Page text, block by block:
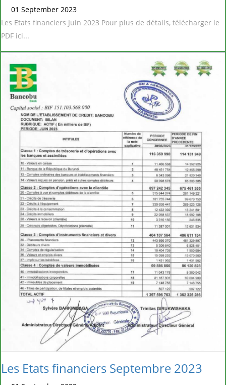
01 September 2023
Les Etats financiers Juin 2023 Pour plus de détails, télécharger le
PDF ici...
Les Etats financiers Septembre 2023